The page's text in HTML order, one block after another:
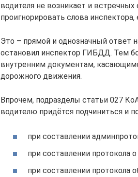
водителя не возникает и
проигнорировать слова
Это – прямой и однозначный ответ
остановил инспектор ГИБДД. Тем
внутренним документам,
дорожного движения.
Впрочем, подразделы статьи 027
водителю придётся подчиниться и
при составлении
при составлении протокола
при составлении протокола